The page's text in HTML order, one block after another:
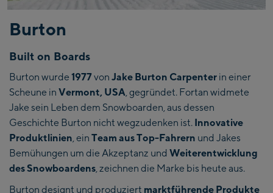
Burton
Built on Boards
Burton wurde 1977von Jake Burton Carpenter in einer
Scheune in Vermont, USA, gegründet. Fortan widmete
Jake sein Leben dem Snowboarden, aus dessen
Geschichte Burton nicht wegzudenken ist. Innovative
Produktlinien, ein Team aus Top-Fahrern und Jakes
Bemühungen um die Akzeptanz und Weiterentwicklung
des Snowboardens, zeichnen die Marke bis heute aus.
Burton designt und produziert marktführende Produkte